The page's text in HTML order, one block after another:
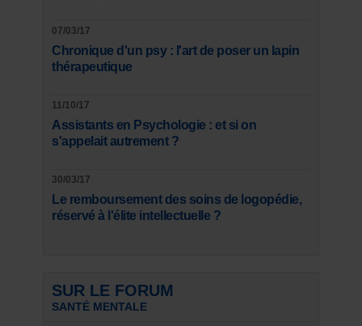
07/03/17
Chronique d'un psy : l'art de poser un lapin
thérapeutique
11/10/17
Assistants en Psychologie : et si on
s'appelait autrement ?
30/03/17
Le remboursement des soins de logopédie,
réservé à l'élite intellectuelle ?
SUR LE FORUM
SANTÉ MENTALE